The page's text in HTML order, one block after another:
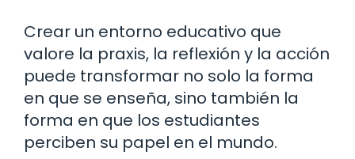
Crear un entorno educativo que
valore la praxis, la reflexión y la acción
puede transformar no solo la forma
en que se enseña, sino también la
forma en que los estudiantes
perciben su papel en el mundo.